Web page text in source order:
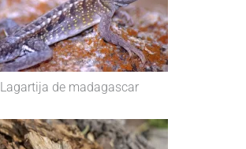
Lagartija de madagascar